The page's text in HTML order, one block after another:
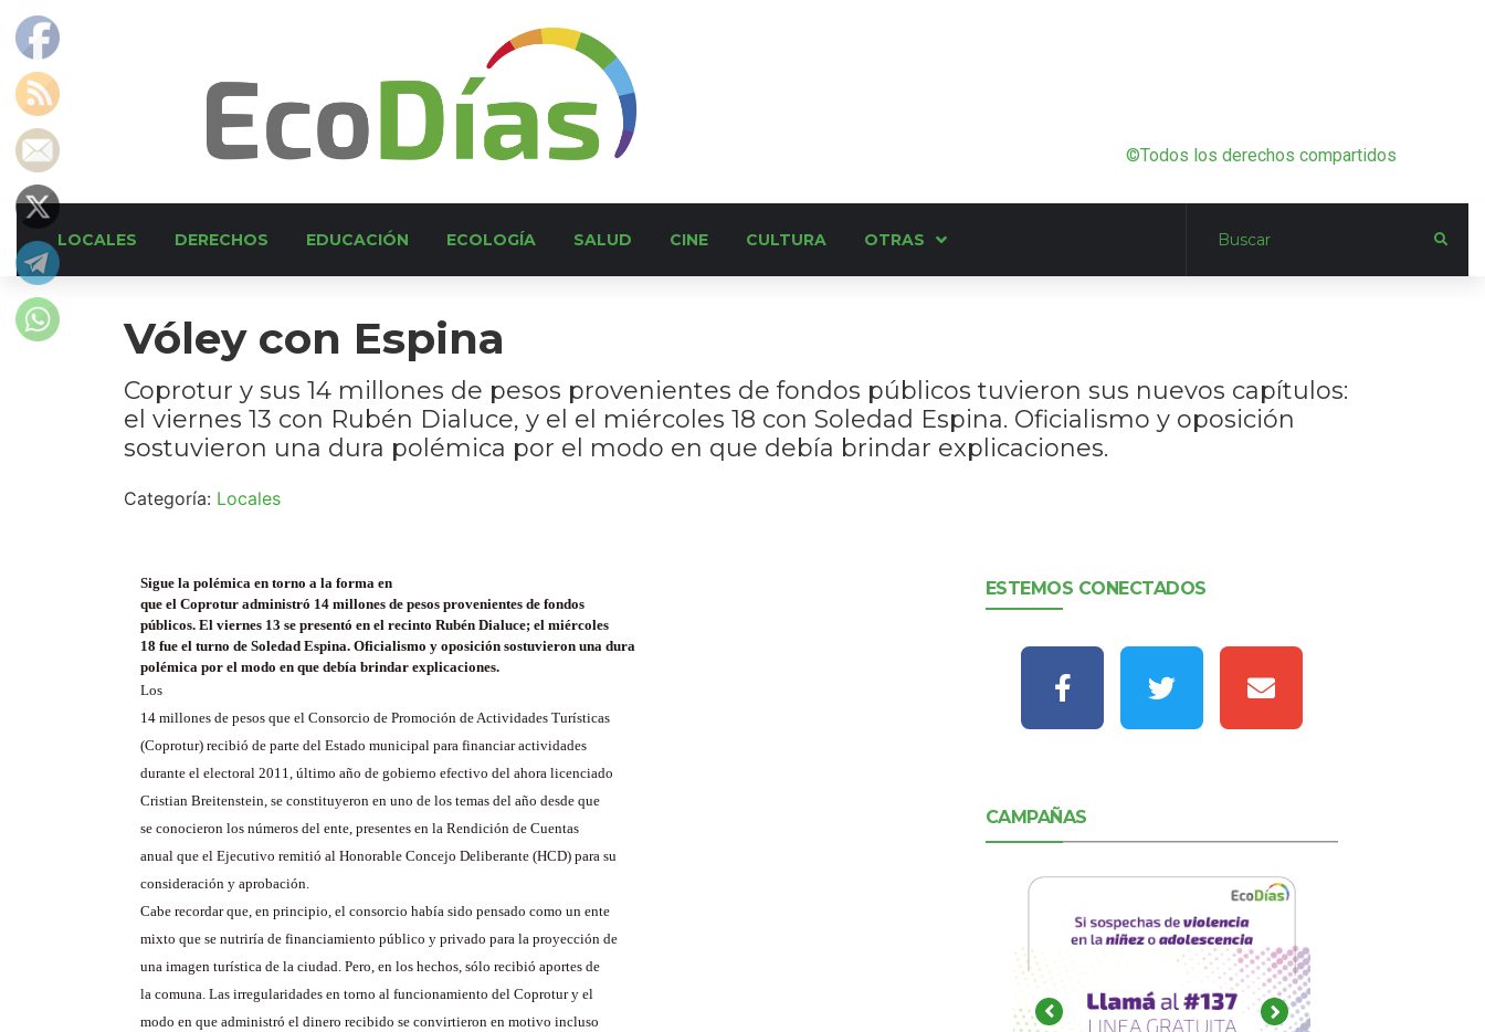
©Todos los derechos compartidos
LOCALES DERECHOS EDUCACIÓN ECOLOGÍA SALUD CINE CULTURA OTRAS
Vóley con Espina
Coprotur y sus 14 millones de pesos provenientes de fondos públicos tuvieron sus nuevos capítulos:
el viernes 13 con Rubén Dialuce, y el el miércoles 18 con Soledad Espina. Oficialismo y oposición
sostuvieron una dura polémica por el modo en que debía brindar explicaciones.
Categoría: Locales
Sigue la polémica en torno a la forma en
que el Coprotur administró 14 millones de pesos provenientes de fondos
públicos. El viernes 13 se presentó en el recinto Rubén Dialuce; el miércoles
18 fue el turno de Soledad Espina. Oficialismo y oposición sostuvieron una dura
polémica por el modo en que debía brindar explicaciones.
Los
14 millones de pesos que el Consorcio de Promoción de Actividades Turísticas
(Coprotur) recibió de parte del Estado municipal para financiar actividades
durante el electoral 2011, último año de gobierno efectivo del ahora licenciado
Cristian Breitenstein, se constituyeron en uno de los temas del año desde que
se conocieron los números del ente, presentes en la Rendición de Cuentas
anual que el Ejecutivo remitió al Honorable Concejo Deliberante (HCD) para su
consideración y aprobación.
Cabe recordar que, en principio, el consorcio había sido pensado como un ente
mixto que se nutriría de financiamiento público y privado para la proyección de
una imagen turística de la ciudad. Pero, en los hechos, sólo recibió aportes de
la comuna. Las irregularidades en torno al funcionamiento del Coprotur y el
modo en que administró el dinero recibido se convirtieron en motivo incluso
ESTEMOS CONECTADOS
CAMPAÑAS